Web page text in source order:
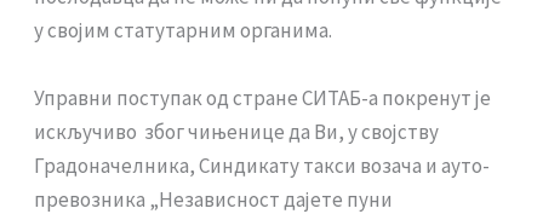
у својим статутарним органима.
Управни поступак од стране СИТАБ-а покренут је
искључиво због чињенице да Ви, у својству
Градоначелника, Синдикату такси возача и ауто-
превозника „Независност дајете пуни